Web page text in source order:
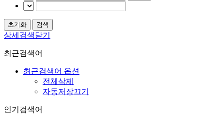
상세검색닫기
최근검색어
최근검색어 옵션
전체삭제
자동저장끄기
인기검색어